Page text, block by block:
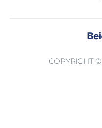
COPYRIGHT